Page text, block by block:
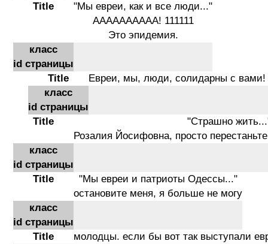
Title
"Мы евреи, как и все люди..."
АААААААААА! 111111
Это эпидемия.
класс
id страницы
Title
Евреи, мы, люди, солидарны с вами!
класс
id страницы
Title
"Страшно
Розалия Йосифовна, просто
класс
id страницы
Title
"Мы евреи и патриоты Одессы..."
остановите меня, я больше не могу
класс
id страницы
Title
молодцы. если бы вот так выступали